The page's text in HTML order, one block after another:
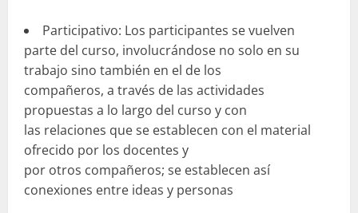
Participativo: Los participantes se vuelven
parte del curso, involucrándose no solo en su
trabajo sino también en el de los
compañeros, a través de las actividades
propuestas a lo largo del curso y con
las relaciones que se establecen con el material
ofrecido por los docentes y
por otros compañeros; se establecen así
conexiones entre ideas y personas